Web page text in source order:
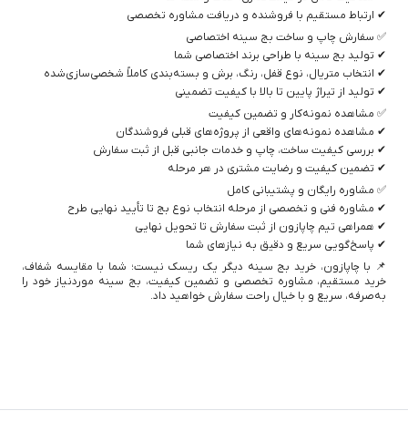
✔ ارتباط مستقیم با فروشنده و دریافت مشاوره تخصصی
✅ سفارش چاپ و ساخت بج سینه اختصاصی
✔ تولید بج سینه با طراحی برند اختصاصی شما
✔ انتخاب متریال، نوع قفل، رنگ، برش و بسته‌بندی کاملاً شخصی‌سازی‌شده
✔ تولید از تیراژ پایین تا بالا با کیفیت تضمینی
✅ مشاهده نمونه‌کار و تضمین کیفیت
✔ مشاهده نمونه‌های واقعی از پروژه‌های قبلی فروشندگان
✔ بررسی کیفیت ساخت، چاپ و خدمات جانبی قبل از ثبت سفارش
✔ تضمین کیفیت و رضایت مشتری در هر مرحله
✅ مشاوره رایگان و پشتیبانی کامل
✔ مشاوره فنی و تخصصی از مرحله انتخاب نوع بج تا تأیید نهایی طرح
✔ همراهی تیم چاپازون از ثبت سفارش تا تحویل نهایی
✔ پاسخ‌گویی سریع و دقیق به نیازهای شما
📌 با چاپازون، خرید بج سینه دیگر یک ریسک نیست؛ شما با مقایسه شفاف،
خرید مستقیم، مشاوره تخصصی و تضمین کیفیت، بج سینه موردنیاز خود را
به‌صرفه، سریع و با خیال راحت سفارش خواهید داد.